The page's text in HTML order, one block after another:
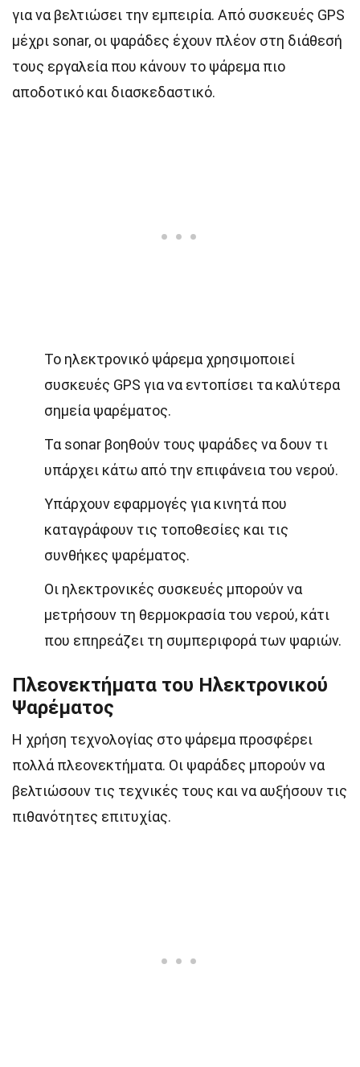
για να βελτιώσει την εμπειρία. Από συσκευές GPS
μέχρι sonar, οι ψαράδες έχουν πλέον στη διάθεσή
τους εργαλεία που κάνουν το ψάρεμα πιο
αποδοτικό και διασκεδαστικό.
Το ηλεκτρονικό ψάρεμα χρησιμοποιεί
συσκευές GPS για να εντοπίσει τα καλύτερα
σημεία ψαρέματος.
Τα sonar βοηθούν τους ψαράδες να δουν τι
υπάρχει κάτω από την επιφάνεια του νερού.
Υπάρχουν εφαρμογές για κινητά που
καταγράφουν τις τοποθεσίες και τις
συνθήκες ψαρέματος.
Οι ηλεκτρονικές συσκευές μπορούν να
μετρήσουν τη θερμοκρασία του νερού, κάτι
που επηρεάζει τη συμπεριφορά των ψαριών.
Πλεονεκτήματα του Ηλεκτρονικού
Ψαρέματος
Η χρήση τεχνολογίας στο ψάρεμα προσφέρει
πολλά πλεονεκτήματα. Οι ψαράδες μπορούν να
βελτιώσουν τις τεχνικές τους και να αυξήσουν τις
πιθανότητες επιτυχίας.